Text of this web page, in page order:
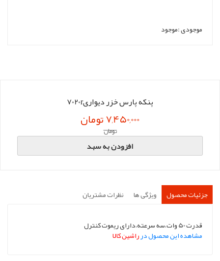
موجودی :موجود
پنکه پارس خزر دیواری7020r
7,450,000 تومان
تومان
افزودن به سبد
جزئیات محصول ویژگی ها نظرات مشتریان
قدرت 50 وات،سه سرعته،دارای ریموت کنترل
مشاهده این محصول درراشین کالا